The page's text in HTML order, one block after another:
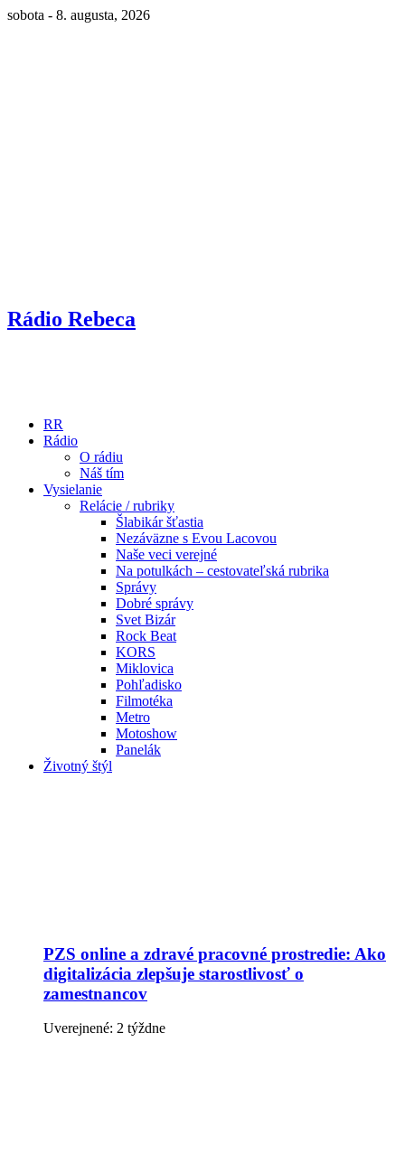
sobota - 8. augusta, 2026
Rádio Rebeca
RR
Rádio
O rádiu
Náš tím
Vysielanie
Relácie / rubriky
Šlabikár šťastia
Nezáväzne s Evou Lacovou
Naše veci verejné
Na potulkách – cestovateľská rubrika
Správy
Dobré správy
Svet Bizár
Rock Beat
KORS
Miklovica
Pohľadisko
Filmotéka
Metro
Motoshow
Panelák
Životný štýl
PZS online a zdravé pracovné prostredie: Ako
digitalizácia zlepšuje starostlivosť o
zamestnancov
Uverejnené: 2 týždne